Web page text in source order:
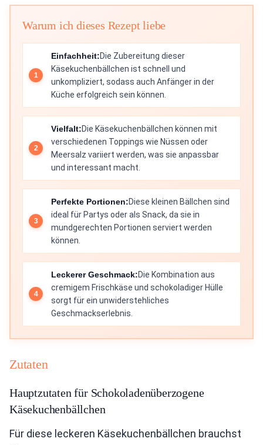
Warum ich dieses Rezept liebe
Einfachheit:Die Zubereitung dieser
Käsekuchenbällchen ist schnell und
unkompliziert, sodass auch Anfänger in der
Küche erfolgreich sein können.
Vielfalt:Die Käsekuchenbällchen können mit
verschiedenen Toppings wie Nüssen oder
Meersalz variiert werden, was sie anpassbar
und interessant macht.
Perfekte Portionen:Diese kleinen Bällchen sind
ideal für Partys oder als Snack, da sie in
mundgerechten Portionen serviert werden
können.
Leckerer Geschmack:Die Kombination aus
cremigem Frischkäse und schokoladiger Hülle
sorgt für ein unwiderstehliches
Geschmackserlebnis.
Zutaten
Hauptzutaten für Schokoladenüberzogene
Käsekuchenbällchen
Für diese leckeren Käsekuchenbällchen brauchst